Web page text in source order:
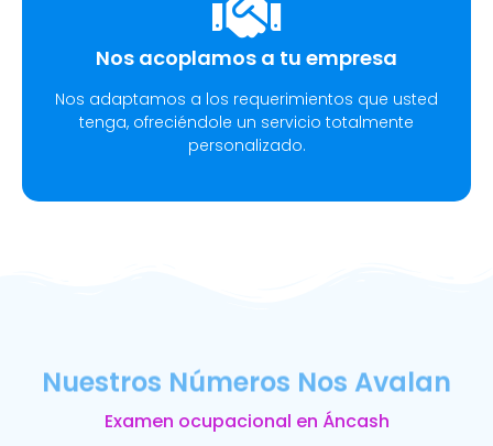
Nos acoplamos a tu empresa
Nos adaptamos a los requerimientos que usted
tenga, ofreciéndole un servicio totalmente
personalizado.
Nuestros Números Nos Avalan
Examen ocupacional en Áncash